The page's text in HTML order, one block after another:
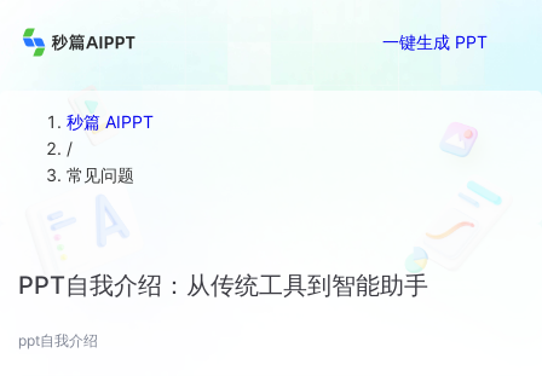
一键生成 PPT
秒篇 AIPPT
/
常见问题
PPT自我介绍：从传统工具到智能助手
ppt自我介绍